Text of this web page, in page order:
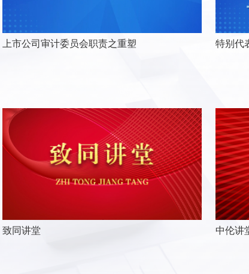
上市公司审计委员会职责之重塑
致同讲堂 中伦讲